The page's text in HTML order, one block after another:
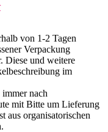
von 1-2 Tagen
Verpackung
Diese und weitere
im
nach
mit Bitte um Lieferung
aus organisatorischen